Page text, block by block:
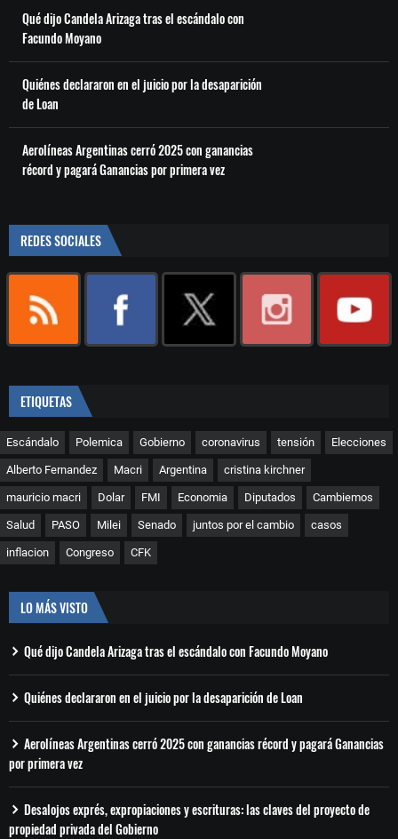
Qué dijo Candela Arizaga tras el escándalo con
Facundo Moyano
Quiénes declararon en el juicio por la desaparición
de Loan
Aerolíneas Argentinas cerró 2025 con ganancias
récord y pagará Ganancias por primera vez
REDES SOCIALES
ETIQUETAS
Escándalo Polemica Gobierno coronavirus tensión Elecciones
Alberto Fernandez Macri Argentina cristina kirchner
mauricio macri Dolar FMI Economia Diputados Cambiemos
Salud PASO Milei Senado juntos por el cambio casos
inflacion Congreso CFK
LO MÁS VISTO
Qué dijo Candela Arizaga tras el escándalo con Facundo Moyano
Quiénes declararon en el juicio por la desaparición de Loan
Aerolíneas Argentinas cerró 2025 con ganancias récord y pagará Ganancias
por primera vez
Desalojos exprés, expropiaciones y escrituras: las claves del proyecto de
propiedad privada del Gobierno